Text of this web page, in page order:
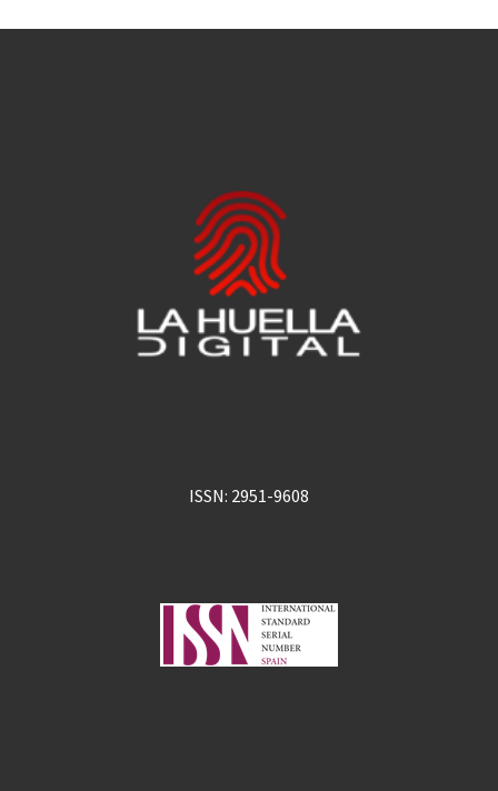
ISSN: 2951-9608